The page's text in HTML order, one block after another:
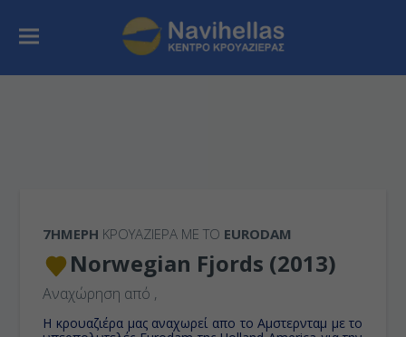
7ΉΜΕΡΗ ΚΡΟΥΑΖΙΕΡΑ ΜΕ ΤΟ EURODAM
Norwegian Fjords (2013)
Αναχώρηση από ,
Η κρουαζιέρα μας αναχωρεί απο το Αμστερνταμ με το